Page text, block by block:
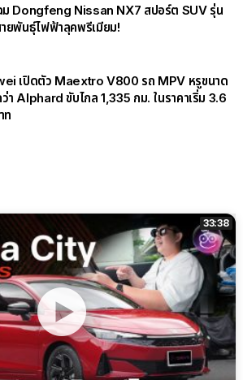
ม Dongfeng Nissan NX7 สปอร์ต SUV รุ่น
ายพันธุ์ไฟฟ้าลุคพรีเมียม!
เปิดตัว Maextro V800 รถ MPV หรูขนาด
า Alphard ขับไกล 1,335 กม. ในราคาเริ่ม 3.6
ท
33:38